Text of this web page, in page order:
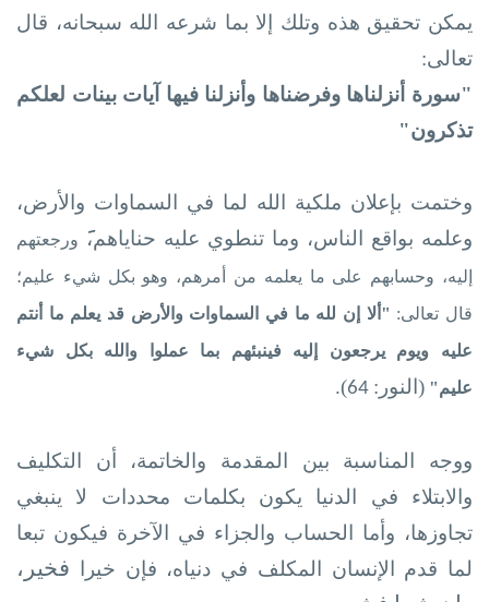
يمكن تحقيق هذه وتلك إلا بما شرعه الله سبحانه، قال
تعالى:
"سورة أنزلناها وفرضناها وأنزلنا فيها آيات بينات لعلكم
تذكرون"
وختمت بإعلان ملكية الله لما في السماوات والأرض،
وعلمه بواقع الناس، وما تنطوي عليه حناياهم، ورجعتهم
إليه، وحسابهم على ما يعلمه من أمرهم، وهو بكل شيء عليم؛
قال تعالى: "ألا إن لله ما في السماوات والأرض قد يعلم ما أنتم
عليه ويوم يرجعون إليه فينبئهم بما عملوا والله بكل شيء
عليم" (النور: ).
ووجه المناسبة بين المقدمة والخاتمة، أن التكليف
والابتلاء في الدنيا يكون بكلمات محددات لا ينبغي
تجاوزها، وأما الحساب والجزاء في الآخرة فيكون تبعا
لما قدم الإنسان المكلف في دنياه، فإن خيرا فخير،